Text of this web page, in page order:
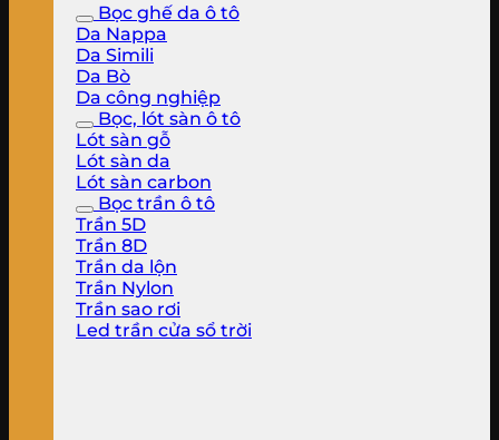
Bọc ghế da ô tô
Da Nappa
Da Simili
Da Bò
Da công nghiệp
Bọc, lót sàn ô tô
Lót sàn gỗ
Lót sàn da
Lót sàn carbon
Bọc trần ô tô
Trần 5D
Trần 8D
Trần da lộn
Trần Nylon
Trần sao rơi
Led trần cửa sổ trời